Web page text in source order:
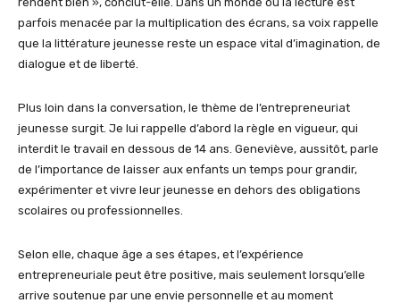
parfois menacée par la multiplication des écrans, sa voix rappelle
que la littérature jeunesse reste un espace vital d’imagination, de
dialogue et de liberté.
Plus loin dans la conversation, le thème de l’entrepreneuriat
jeunesse surgit. Je lui rappelle d’abord la règle en vigueur, qui
interdit le travail en dessous de 14 ans. Geneviève, aussitôt, parle
de l’importance de laisser aux enfants un temps pour grandir,
expérimenter et vivre leur jeunesse en dehors des obligations
scolaires ou professionnelles.
Selon elle, chaque âge a ses étapes, et l’expérience
entrepreneuriale peut être positive, mais seulement lorsqu’elle
arrive soutenue par une envie personnelle et au moment